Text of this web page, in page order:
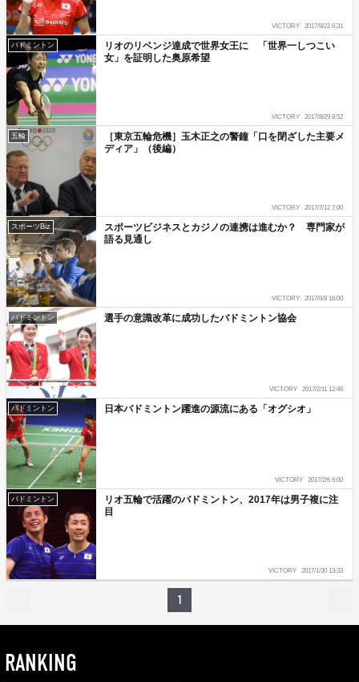
VICTORY 2017/9/22 6:31
バドミントン
リオのリベンジ達成で世界女王に 「世界一しつこい
女」を証明した奥原希望
VICTORY 2017/8/29 8:52
五輪
［東京五輪危機］玉木正之の警鐘「口を閉ざした主要メ
ディア」（後編）
VICTORY 2017/7/12 7:00
スポーツBiz
スポーツビジネスとカジノの連携は進むか？ 専門家が
語る見通し
VICTORY 2017/6/8 16:00
バドミントン 選手の意識改革に成功したバドミントン協会
VICTORY 2017/2/11 12:46
バドミントン 日本バドミントン躍進の源流にある「オグシオ」
VICTORY 2017/2/6 6:00
バドミントン
リオ五輪で活躍のバドミントン、2017年は男子複に注
目
VICTORY 2017/1/30 13:33
1
RANKING